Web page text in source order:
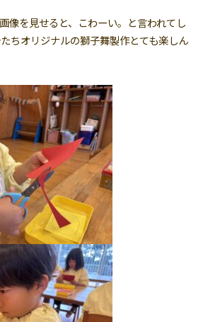
像を見せると、こわーい。と言われてし
ちオリジナルの獅子舞製作とても楽しん